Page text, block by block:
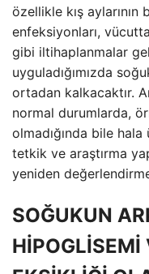
özellikle kış
enfeksiyonları,
gibi iltihaplanmalar
uyguladığımızda
ortadan kalkacaktır.
normal durumlarda,
olmadığında bile
tetkik ve araştırma
yeniden
SOĞUKUN